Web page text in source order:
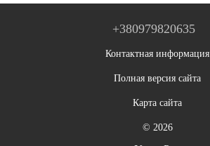
+380979820635
Контактная информация
Полная версия сайта
Карта сайта
© 2026